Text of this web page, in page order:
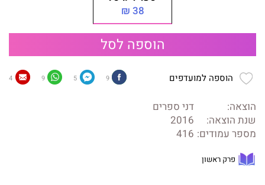
38 ₪
הוספה לסל
הוספה למועדפים 9
5
9
4
הוצאה:
דני ספרים
שנת הוצאה:
2016
מספר עמודים: 416
פרק ראשון